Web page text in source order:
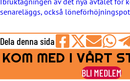
senareläggs, också
Dela denna sida
Share
on
Facebook
Share
on
Share
by
E-
Share
on
WhatsApp
on
KOM MED I VÅRT
BLI MEDLEM